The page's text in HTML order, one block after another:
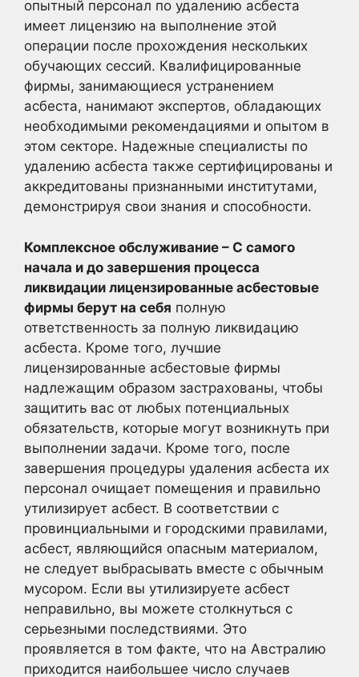
опытный персонал по удалению асбеста
имеет лицензию на выполнение этой
операции после прохождения нескольких
обучающих сессий. Квалифицированные
фирмы, занимающиеся устранением
асбеста, нанимают экспертов, обладающих
необходимыми рекомендациями и опытом в
этом секторе. Надежные специалисты по
удалению асбеста также сертифицированы и
аккредитованы признанными институтами,
демонстрируя свои знания и способности.
Комплексное обслуживание – С самого
начала и до завершения процесса
ликвидации лицензированные асбестовые
фирмы берут на себя полную
ответственность за полную ликвидацию
асбеста. Кроме того, лучшие
лицензированные асбестовые фирмы
надлежащим образом застрахованы, чтобы
защитить вас от любых потенциальных
обязательств, которые могут возникнуть при
выполнении задачи. Кроме того, после
завершения процедуры удаления асбеста их
персонал очищает помещения и правильно
утилизирует асбест. В соответствии с
провинциальными и городскими правилами,
асбест, являющийся опасным материалом,
не следует выбрасывать вместе с обычным
мусором. Если вы утилизируете асбест
неправильно, вы можете столкнуться с
серьезными последствиями. Это
проявляется в том факте, что на Австралию
приходится наибольшее число случаев